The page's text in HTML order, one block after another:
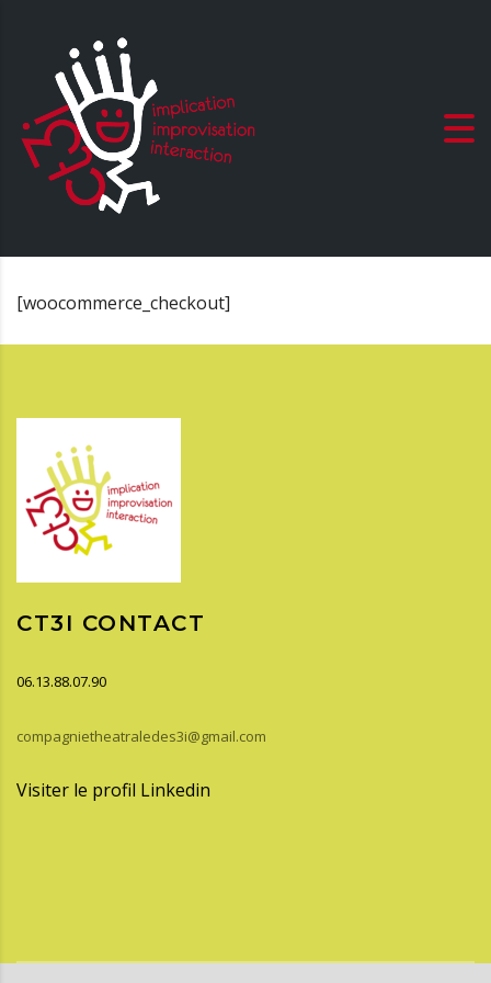
[woocommerce_checkout]
CT3I CONTACT
06.13.88.07.90
compagnietheatraledes3i@gmail.com
Visiter le profil Linkedin